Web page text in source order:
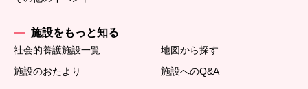
施設をもっと知る
社会的養護施設一覧
地図から探す
施設のおたより
施設へのQ&A